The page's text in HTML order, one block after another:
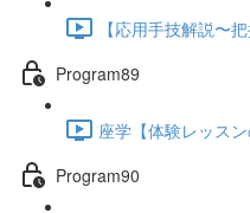
【応用手技解説〜
Program89
座学【体験レッス
Program90